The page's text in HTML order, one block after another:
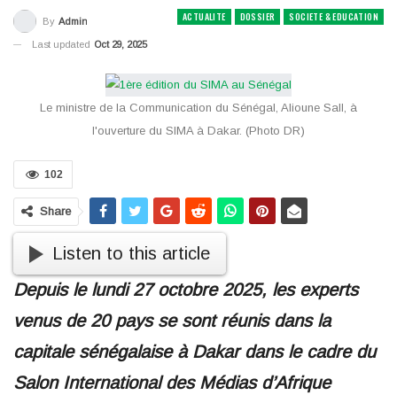
ACTUALITE DOSSIER SOCIETE & EDUCATION
By Admin
Last updated Oct 29, 2025
Le ministre de la Communication du Sénégal, Alioune Sall, à
l'ouverture du SIMA à Dakar. (Photo DR)
102
Share
Listen to this article
Depuis le lundi 27 octobre 2025, les experts
venus de 20 pays se sont réunis dans la
capitale sénégalaise à Dakar dans le cadre du
Salon International des Médias d’Afrique